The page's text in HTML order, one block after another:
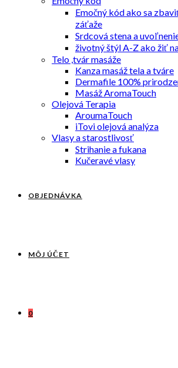
Emočný kód ako sa
záťaže
Srdcová stena a
životný štýl A-Z ako žiť
Telo ,tvár masáže
Kanza masáž tela a tváre
Dermafile 100%
Masáž AromaTouch
Olejová Terapia
AroumaTouch
iTovi olejová analýza
Vlasy a starostlivosť
Strihanie a fukana
Kučeravé vlasy
OBJEDNÁVKA
MÔJ ÚČET
0